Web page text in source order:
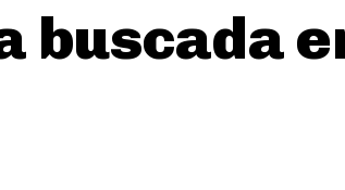
buscada